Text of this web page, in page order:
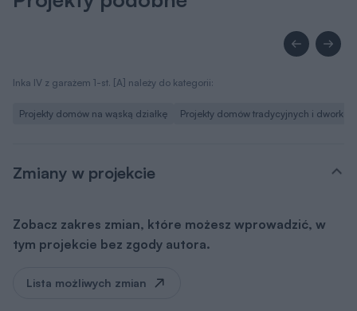
Inka IV z garażem 1-st. [A] należy do kategorii:
Projekty domów na wąską działkę Projekty domów tradycyjnych i dworków
Zmiany w projekcie
Zobacz zakres zmian, które możesz wprowadzić, w
tym projekcie bez zgody autora.
Lista możliwych zmian